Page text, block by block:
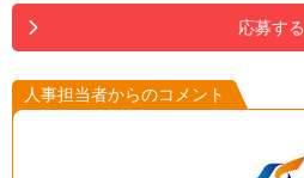
応募する
人事担当者からのコメント